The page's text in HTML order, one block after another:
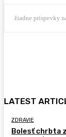
žiadne príspevky
LATEST
ZDRAVIE
Bolesť chrbta